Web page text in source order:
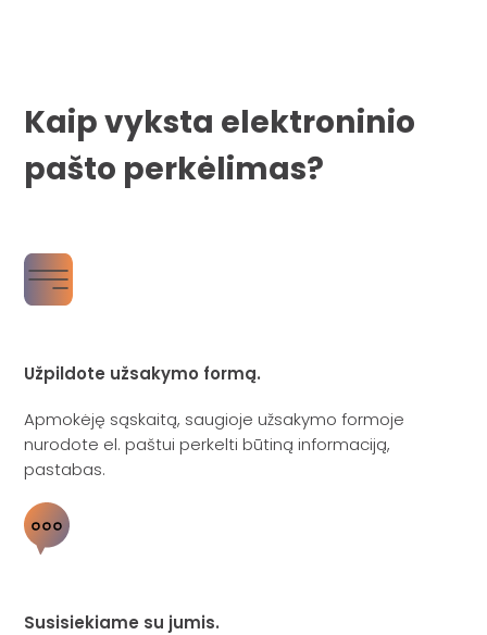
Kaip vyksta elektroninio
pašto perkėlimas?
Užpildote užsakymo formą.
Apmokėję sąskaitą, saugioje užsakymo formoje
nurodote el. paštui perkelti būtiną informaciją,
pastabas.
Susisiekiame su jumis.